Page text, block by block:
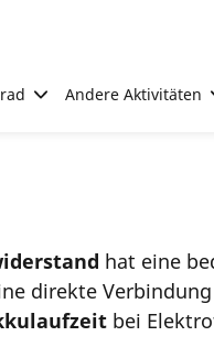
Andere Aktivitäten
hat eine
direkte
bei